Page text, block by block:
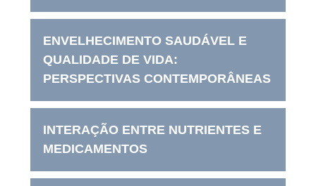
ENVELHECIMENTO SAUDÁVEL E
QUALIDADE DE VIDA:
PERSPECTIVAS CONTEMPORÂNEAS
INTERAÇÃO ENTRE NUTRIENTES E
MEDICAMENTOS